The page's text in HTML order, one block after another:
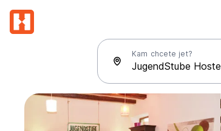
Kam chcete jet?